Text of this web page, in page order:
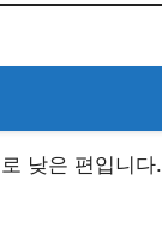
낮은 편입니다.